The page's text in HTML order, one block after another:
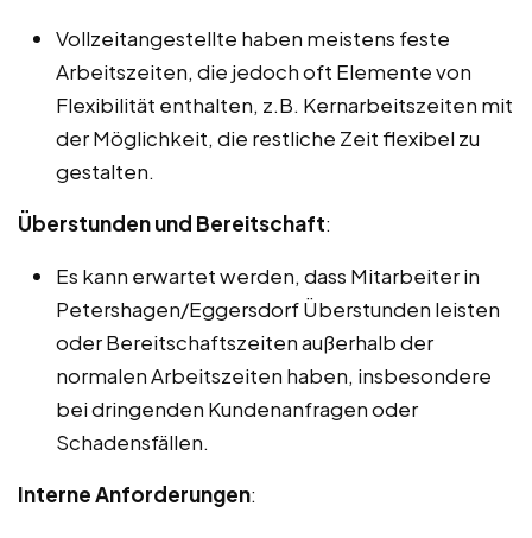
Vollzeitangestellte haben meistens feste
Arbeitszeiten, die jedoch oft Elemente von
Flexibilität enthalten, z.B. Kernarbeitszeiten mit
der Möglichkeit, die restliche Zeit flexibel zu
gestalten.
Überstunden und Bereitschaft:
Es kann erwartet werden, dass Mitarbeiter in
Petershagen/Eggersdorf Überstunden leisten
oder Bereitschaftszeiten außerhalb der
normalen Arbeitszeiten haben, insbesondere
bei dringenden Kundenanfragen oder
Schadensfällen.
Interne Anforderungen: